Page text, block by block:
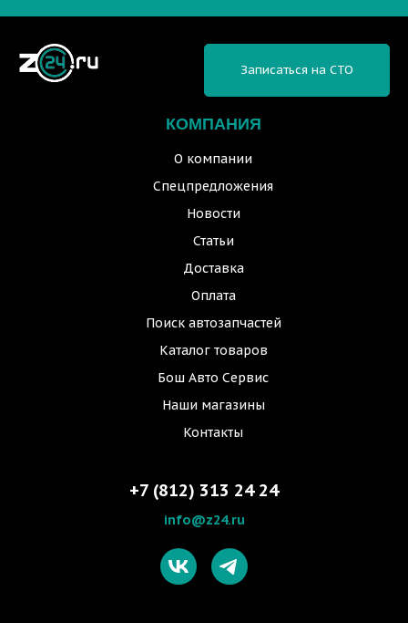
КОМПАНИЯ
О компании
Спецпредложения
Новости
Статьи
Доставка
Оплата
Поиск автозапчастей
Каталог товаров
Бош Авто Сервис
Наши магазины
Контакты
Записаться на СТО
+7 (812) 313 24 24
info@z24.ru